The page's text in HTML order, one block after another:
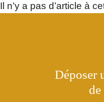
Il n’y a pas d’article à